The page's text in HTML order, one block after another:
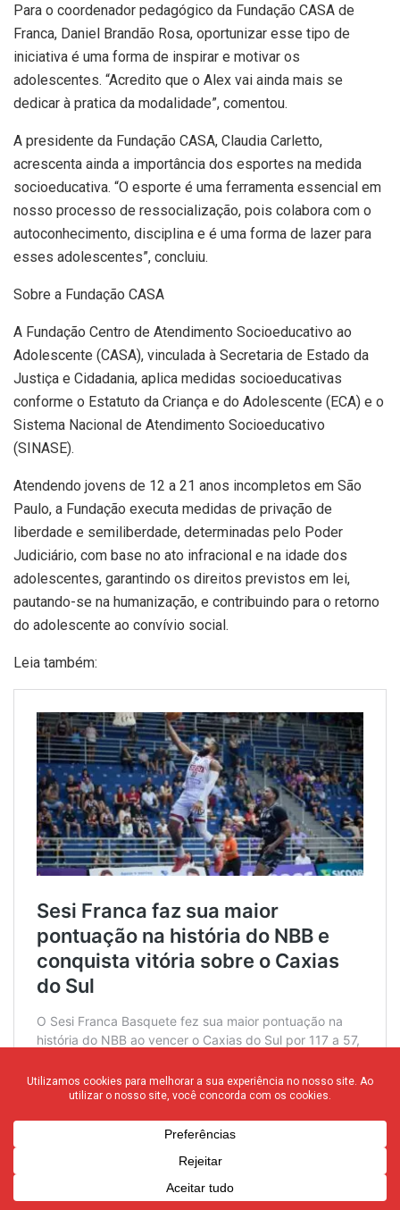
Para o coordenador pedagógico da Fundação CASA de
Franca, Daniel Brandão Rosa, oportunizar esse tipo de
iniciativa é uma forma de inspirar e motivar os
adolescentes. “Acredito que o Alex vai ainda mais se
dedicar à pratica da modalidade”, comentou.
A presidente da Fundação CASA, Claudia Carletto,
acrescenta ainda a importância dos esportes na medida
socioeducativa. “O esporte é uma ferramenta essencial em
nosso processo de ressocialização, pois colabora com o
autoconhecimento, disciplina e é uma forma de lazer para
esses adolescentes”, concluiu.
Sobre a Fundação CASA
A Fundação Centro de Atendimento Socioeducativo ao
Adolescente (CASA), vinculada à Secretaria de Estado da
Justiça e Cidadania, aplica medidas socioeducativas
conforme o Estatuto da Criança e do Adolescente (ECA) e o
Sistema Nacional de Atendimento Socioeducativo
(SINASE).
Atendendo jovens de 12 a 21 anos incompletos em São
Paulo, a Fundação executa medidas de privação de
liberdade e semiliberdade, determinadas pelo Poder
Judiciário, com base no ato infracional e na idade dos
adolescentes, garantindo os direitos previstos em lei,
pautando-se na humanização, e contribuindo para o retorno
do adolescente ao convívio social.
Leia também: